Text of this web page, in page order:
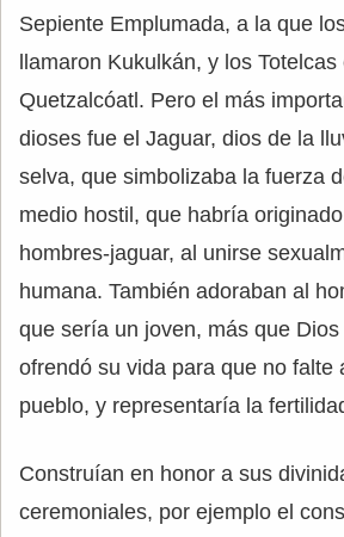
Sepiente Emplumada, a la que
llamaron Kukulkán, y los Totelcas
Quetzalcóatl. Pero el más
dioses fue el Jaguar, dios de la
selva, que simbolizaba la fuerza
medio hostil, que habría
hombres-jaguar, al unirse
humana. También adoraban al
que sería un joven, más que
ofrendó su vida para que no falte
pueblo, y representaría la
Construían en honor a sus
ceremoniales, por ejemplo el